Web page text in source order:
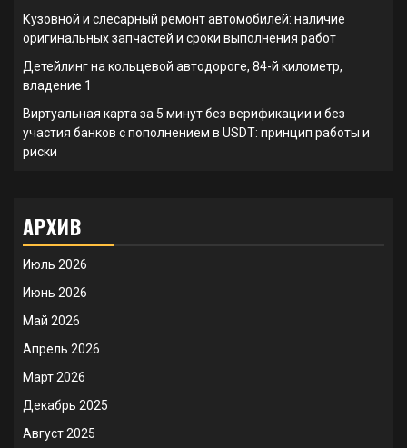
Кузовной и слесарный ремонт автомобилей: наличие
оригинальных запчастей и сроки выполнения работ
Детейлинг на кольцевой автодороге, 84-й километр,
владение 1
Виртуальная карта за 5 минут без верификации и без
участия банков с пополнением в USDT: принцип работы и
риски
АРХИВ
Июль 2026
Июнь 2026
Май 2026
Апрель 2026
Март 2026
Декабрь 2025
Август 2025